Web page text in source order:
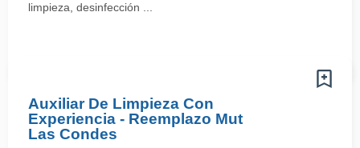
limpieza, desinfección ...
Auxiliar De Limpieza Con
Experiencia - Reemplazo Mut
Las Condes